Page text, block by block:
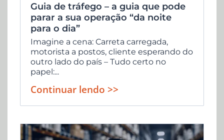
Guia de tráfego – a guia que pode
parar a sua operação “da noite
para o dia”
Imagine a cena: Carreta carregada,
motorista a postos, cliente esperando do
outro lado do país – Tudo certo no
papel:...
Continuar lendo >>